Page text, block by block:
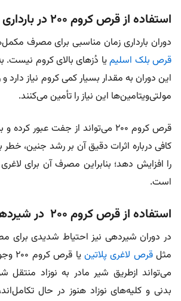
استفاده از قرص کروم ۲۰۰ در بارداری
دوران بارداری زمان مناسبی برای مصرف
قرص بلک اسلیمیا دُزهای بالای کروم نیست.
این دوران به مقدار بسیار کمی کروم نیاز دارد
مولتی‌ویتامین‌ها این نیاز را تأمین می‌کنند.
قرص کروم ۲۰۰ می‌تواند از جفت عبور
کافی درباره اثرات دقیق آن بر رشد جنین،
را افزایش دهد؛ بنابراین مصرف آن برای
است.
استفاده از قرص کروم ۲۰۰ در شیردهی
در دوران شیردهی نیز احتیاط شدیدی
مثلقرص لاغری پلاتین
یا
می‌تواند ازطریق شیر مادر به نوزاد منتقل
بدنی و کلیه‌های نوزاد هنوز در حال